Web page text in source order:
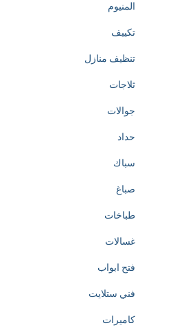
المنيوم
تكييف
تنظيف منازل
ثلاجات
جوالات
حداد
سباك
صباغ
طباخات
غسالات
فتح ابواب
فني ستلايت
كاميرات